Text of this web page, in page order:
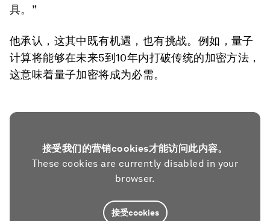
具。”
他承认，这其中既有机遇，也有挑战。例如，量子
计算将能够在未来5到10年内打破传统的加密方法，
这意味着量子加密将成为必需。
接受我们的营销cookies才能访问此内容。
These cookies are currently disabled in your
browser.
接受cookies